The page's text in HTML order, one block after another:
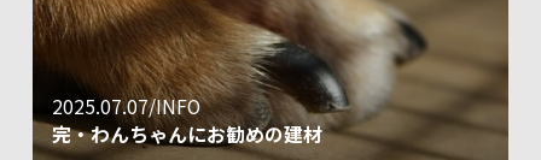
2025.07.07/INFO
完・わんちゃんにお勧めの建材